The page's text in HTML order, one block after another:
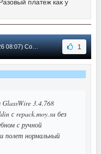
платеж как у
#745 1
3.4.768
с repack.moy.su без
с ручной
полет нормальный